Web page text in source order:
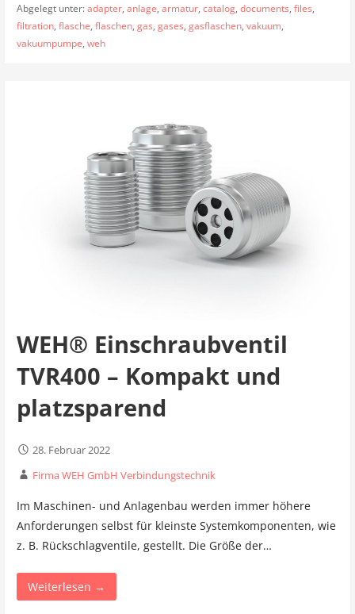
Abgelegt unter:adapter, anlage, armatur, catalog, documents, files,
filtration, flasche, flaschen, gas, gases, gasflaschen, vakuum,
vakuumpumpe, weh
WEH® Einschraubventil
TVR400 – Kompakt und
platzsparend
28. Februar 2022
Firma WEH GmbH Verbindungstechnik
Im Maschinen- und Anlagenbau werden immer höhere
Anforderungen selbst für kleinste Systemkomponenten, wie
z. B. Rückschlagventile, gestellt. Die Größe der…
Weiterlesen →